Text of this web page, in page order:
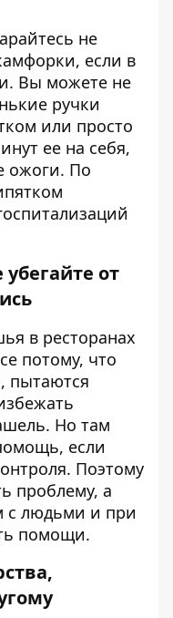
не
если в
Вы можете не
ручки
или просто
ее на себя,
ожоги. По
от
в ресторанах
потому, что
пытаются
Но там
если
Поэтому
проблему, а
с людьми и при
помощи.